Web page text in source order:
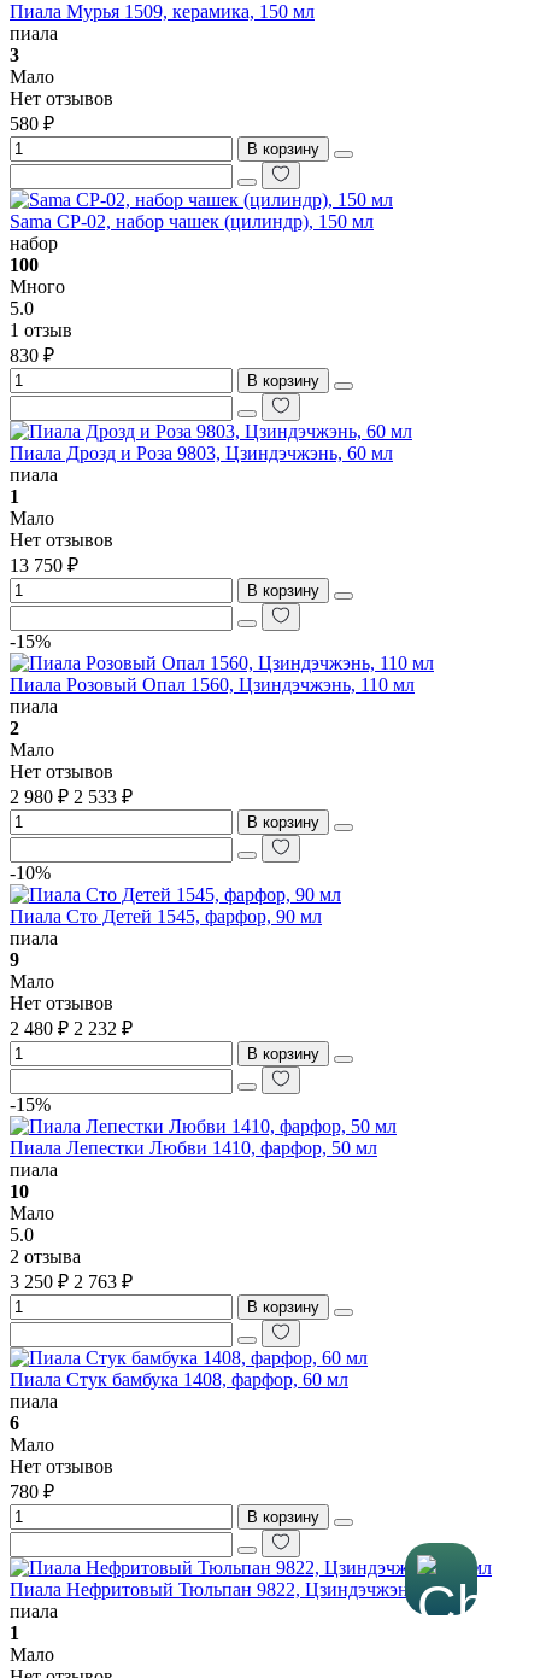
Пиала Мурья 1509, керамика, 150 мл
пиала
3
Мало
Нет отзывов
580 ₽
В корзину
Sama CP-02, набор чашек (цилиндр), 150 мл
набор
100
Много
5.0
1 отзыв
830 ₽
В корзину
Пиала Дрозд и Роза 9803, Цзиндэчжэнь, 60 мл
пиала
1
Мало
Нет отзывов
13 750 ₽
В корзину
-15%
Пиала Розовый Опал 1560, Цзиндэчжэнь, 110 мл
пиала
2
Мало
Нет отзывов
2 980 ₽ 2 533 ₽
В корзину
-10%
Пиала Сто Детей 1545, фарфор, 90 мл
пиала
9
Мало
Нет отзывов
2 480 ₽ 2 232 ₽
В корзину
-15%
Пиала Лепестки Любви 1410, фарфор, 50 мл
пиала
10
Мало
5.0
2 отзыва
3 250 ₽ 2 763 ₽
В корзину
Пиала Стук бамбука 1408, фарфор, 60 мл
пиала
6
Мало
Нет отзывов
780 ₽
В корзину
Пиала Нефритовый Тюльпан 9822, Цзиндэчжэнь, 50 мл
пиала
1
Мало